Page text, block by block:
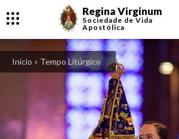
Regina Virginum
Sociedade de Vida
Apostólica
Início Tempo Litúrgico